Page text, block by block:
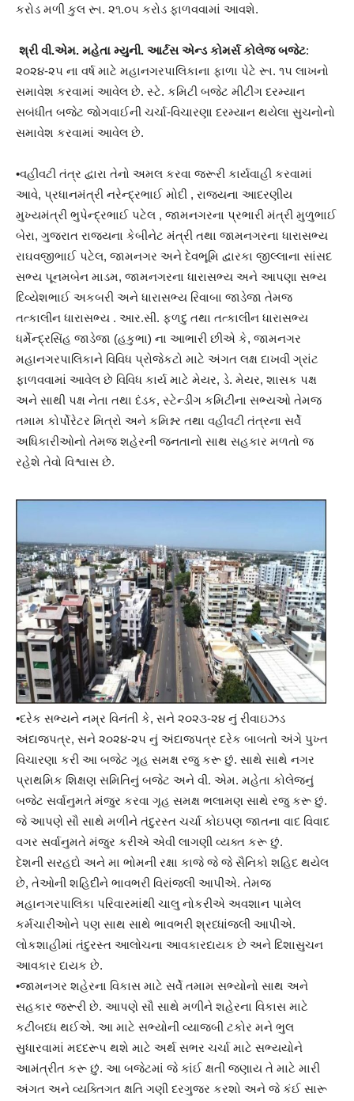
કરોડ મળી કુલ રૂા. ૨૧.૦૫ કરોડ ફાળવવામાં આવશે.
શ્રી વી.એમ. મહેતા મ્યુની. આર્ટસ એન્ડ કોમર્સ કોલેજ બજેટ:
૨૦૨૪-૨૫ ના વર્ષ માટે મહાનગરપાલિકાના ફાળા પેટે રૂા. ૧૫ લાખનો
સમાવેશ કરવામાં આવેલ છે. સ્ટે. કમિટી બજેટ મીટીંગ દરમ્યાન
સબંધીત બજેટ જોગવાઈની ચર્ચા-વિચારણા દરમ્યાન થયેલા સુચનોનો
સમાવેશ કરવામાં આવેલ છે.
•વહીવટી તંત્ર દ્વારા તેનો અમલ કરવા જરૂરી કાર્યવાહી કરવામાં
આવે, પ્રધાનમંત્રી નરેન્દ્રભાઈ મોદી , રાજયના આદરણીય
મુખ્યમંત્રી ભુપેન્દ્રભાઈ પટેલ , જામનગરના પ્રભારી મંત્રી મુળુભાઈ
બેરા, ગુજરાત રાજયના કેબીનેટ મંત્રી તથા જામનગરના ધારાસભ્ય
રાઘવજીભાઈ પટેલ, જામનગર અને દેવભૂમિ દ્વારકા જીલ્લાના સાંસદ
સભ્ય પૂનમબેન માડમ, જામનગરના ધારાસભ્ય અને આપણા સભ્ય
દિવ્યેશભાઈ અકબરી અને ધારાસભ્ય રિવાબા જાડેજા તેમજ
તત્કાલીન ધારાસભ્ય . આર.સી. ફળદુ તથા તત્કાલીન ધારાસભ્ય
ધર્મેન્દ્રસિંહ જાડેજા (હકુભા) ના આભારી છીએ કે, જામનગર
મહાનગરપાલિકાને વિવિધ પ્રોજેકટો માટે અંગત લક્ષ દાખવી ગ્રાંટ
ફાળવવામાં આવેલ છે વિવિધ કાર્ય માટે મેયર, ડે. મેયર, શાસક પક્ષ
અને સાથી પક્ષ નેતા તથા દંડક, સ્ટેન્ડીંગ કમિટીના સભ્યઓ તેમજ
તમામ કોર્પોરેટર મિત્રો અને કમિશ્નર તથા વહીવટી તંત્રના સર્વે
અધિકારીઓનો તેમજ શહેરની જનતાનો સાથ સહકાર મળતો જ
રહેશે તેવો વિશ્વાસ છે.
•દરેક સભ્યને નમ્ર વિનંતી કે, સને ૨૦૨૩-૨૪ નું રીવાઇઝડ
અંદાજપત્ર, સને ૨૦૨૪-૨૫ નું અંદાજપત્ર દરેક બાબતો અંગે પુખ્ત
વિચારણા કરી આ બજેટ ગૃહ સમક્ષ રજુ કરૂ છું. સાથે સાથે નગર
પ્રાથમિક શિક્ષણ સમિતિનું બજેટ અને વી. એમ. મહેતા કોલેજનું
બજેટ સર્વાનુમતે મંજુર કરવા ગૃહ સમક્ષ ભલામણ સાથે રજુ કરૂ છું.
જે આપણે સૌ સાથે મળીને તંદુરસ્ત ચર્ચા કોઇપણ જાતના વાદ વિવાદ
વગર સર્વાનુમતે મંજુર કરીએ એવી લાગણી વ્યક્ત કરૂ છું.
દેશની સરહદો અને મા ભોમની રક્ષા કાજે જે જે સૈનિકો શહિદ થયેલ
છે, તેઓની શહિદીને ભાવભરી વિરાંજલી આપીએ. તેમજ
મહાનગરપાલિકા પરિવારમાંથી ચાલુ નોકરીએ અવશાન પામેલ
કર્મચારીઓને પણ સાથ સાથે ભાવભરી શ્રધ્ધાંજલી આપીએ.
લોકશાહીમાં તંદુરસ્ત આલોચના આવકારદાયક છે અને દિશાસુચન
આવકાર દાયક છે.
•જામનગર શહેરના વિકાસ માટે સર્વે તમામ સભ્યોનો સાથ અને
સહકાર જરૂરી છે. આપણે સૌ સાથે મળીને શહેરના વિકાસ માટે
કટીબધ્ધ થઈએ. આ માટે સભ્યોની વ્યાજબી ટકોર મને ભુલ
સુધારવામાં મદદરૂપ થશે માટે અર્થ સભર ચર્ચા માટે સભ્યયોને
આમંત્રીત કરૂ છું. આ બજેટમાં જે કાંઈ ક્ષતી જણાય તે માટે મારી
અંગત અને વ્યક્તિગત ક્ષતિ ગણી દરગુજર કરશો અને જે કંઈ સારૂ